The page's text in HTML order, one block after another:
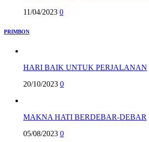
11/04/2023 0
PRIMBON
HARI BAIK UNTUK PERJALANAN
20/10/2023 0
MAKNA HATI BERDEBAR-DEBAR
05/08/2023 0